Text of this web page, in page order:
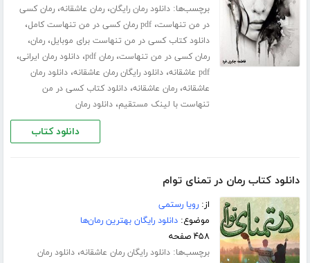
برچسب‌ها:دانلود رمان رایگان،رمان عاشقانه،رمان کسی
در من تنهاست،pdf رمان کسی در من تنهاست کامل ،
دانلود کتاب کسی در من تنهاست برای موبایل،رمان،
رمان کسی در من تنهاست،رمان pdf ،دانلود رمان ایرانی،
pdf عاشقانه ،دانلود رایگان رمان عاشقانه،دانلود رمان
عاشقانه،رمان عاشقانه،دانلود کتاب کسی در من
تنهاست با لینک مستقیم،دانلود رمان
دانلود کتاب
دانلود کتاب رمان در تمنای توام
از:رویا رستمی
موضوع:دانلود رایگان بهترین رمان‌ها
۴۵۸ صفحه
برچسب‌ها:دانلود رایگان رمان عاشقانه،دانلود رمان